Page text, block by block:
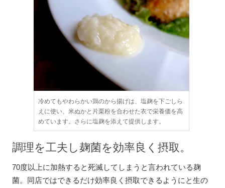
冷めてもやわらかい鶏のから揚げは、塩麹を下ごしら
えに使い、米ぬかと片栗粉を合わせた衣で栄養価を高
めています。さらに塩麹を添えて提供します。
調理を工夫し麹菌を効率良く摂取。
70度以上に加熱すると死滅してしまうと言われている麹
菌。同店ではできるだけ効率良く摂取できるようにと生の